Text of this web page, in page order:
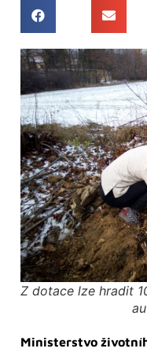
Z dotace lze hradit
Ministerstvo